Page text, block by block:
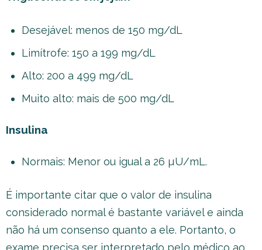
Desejável: menos de 150 mg/dL
Limítrofe: 150 a 199 mg/dL
Alto: 200 a 499 mg/dL
Muito alto: mais de 500 mg/dL
Insulina
Normais: Menor ou igual a 26 µU/mL.
É importante citar que o valor de insulina
considerado normal é bastante variável e ainda
não há um consenso quanto a ele. Portanto, o
exame precisa ser interpretado pelo médico ao